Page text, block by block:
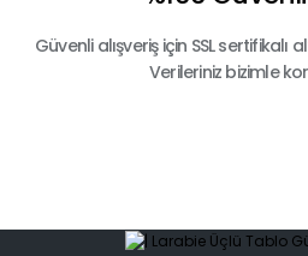
Güvenli alışveriş için SSL sertifikalı
Verileriniz bizimle